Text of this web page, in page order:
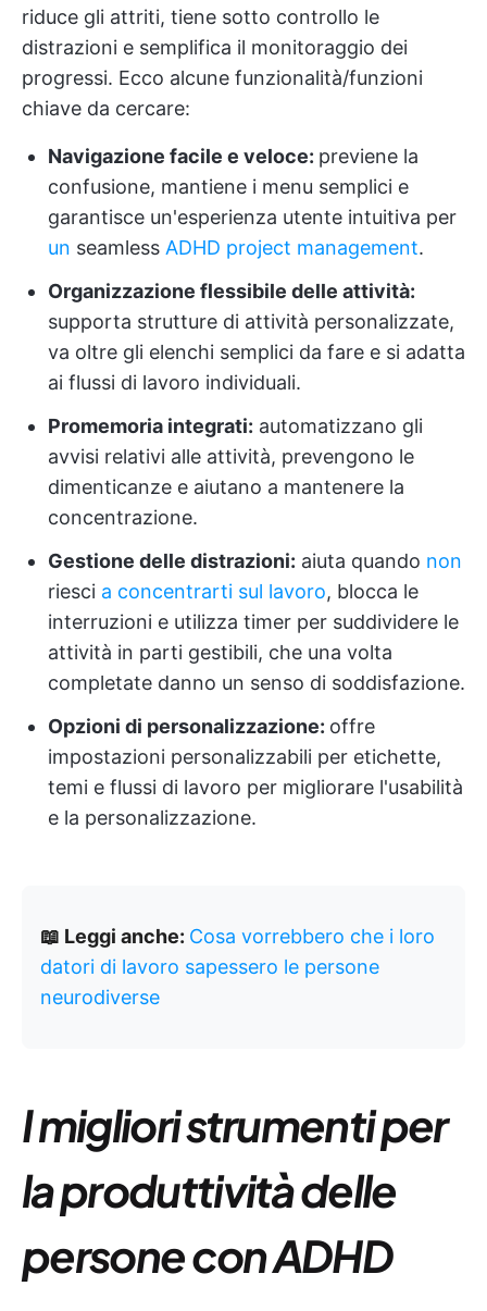
riduce gli attriti, tiene sotto controllo le
distrazioni e semplifica il monitoraggio dei
progressi. Ecco alcune funzionalità/funzioni
chiave da cercare:
Navigazione facile e veloce: previene la
confusione, mantiene i menu semplici e
garantisce un'esperienza utente intuitiva per
un seamless ADHD project management.
Organizzazione flessibile delle attività:
supporta strutture di attività personalizzate,
va oltre gli elenchi semplici da fare e si adatta
ai flussi di lavoro individuali.
Promemoria integrati: automatizzano gli
avvisi relativi alle attività, prevengono le
dimenticanze e aiutano a mantenere la
concentrazione.
Gestione delle distrazioni: aiuta quando non
riesci a concentrarti sul lavoro, blocca le
interruzioni e utilizza timer per suddividere le
attività in parti gestibili, che una volta
completate danno un senso di soddisfazione.
Opzioni di personalizzazione: offre
impostazioni personalizzabili per etichette,
temi e flussi di lavoro per migliorare l'usabilità
e la personalizzazione.
📖 Leggi anche: Cosa vorrebbero che i loro
datori di lavoro sapessero le persone
neurodiverse
I migliori strumenti per
la produttività delle
persone con ADHD